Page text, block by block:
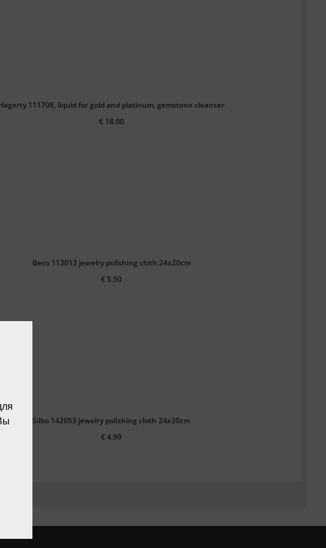
111708, liquid for gold and platinum, gemstone cleanser
€ 18.90
Beco 113013 jewelry polishing cloth 24x20cm
€ 5.50
Silbo 142053 jewelry polishing cloth 24x20cm
€ 4.99